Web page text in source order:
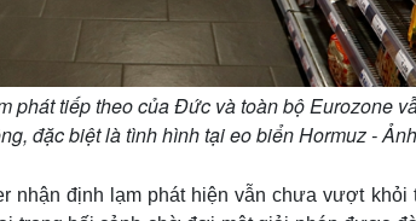
phát tiếp theo của Đức và toàn bộ Eurozone
đặc biệt là tình hình tại eo biển Hormuz -
nhận định lạm phát hiện vẫn chưa vượt khỏi